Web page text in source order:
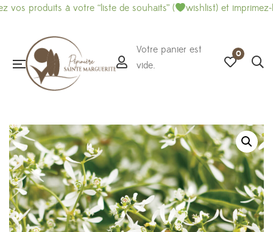
à votre “liste de souhaits” ( wishlist) et imprimez-là
Votre panier est
vide.
0